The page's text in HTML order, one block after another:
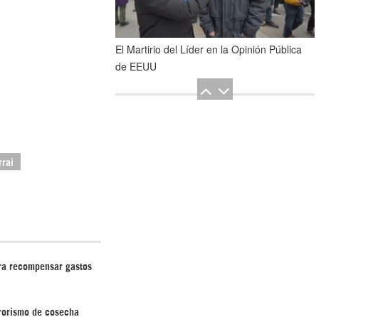
recompensar gastos
de cosecha
El Martirio del Líder en la Opinión Pública
de EEUU